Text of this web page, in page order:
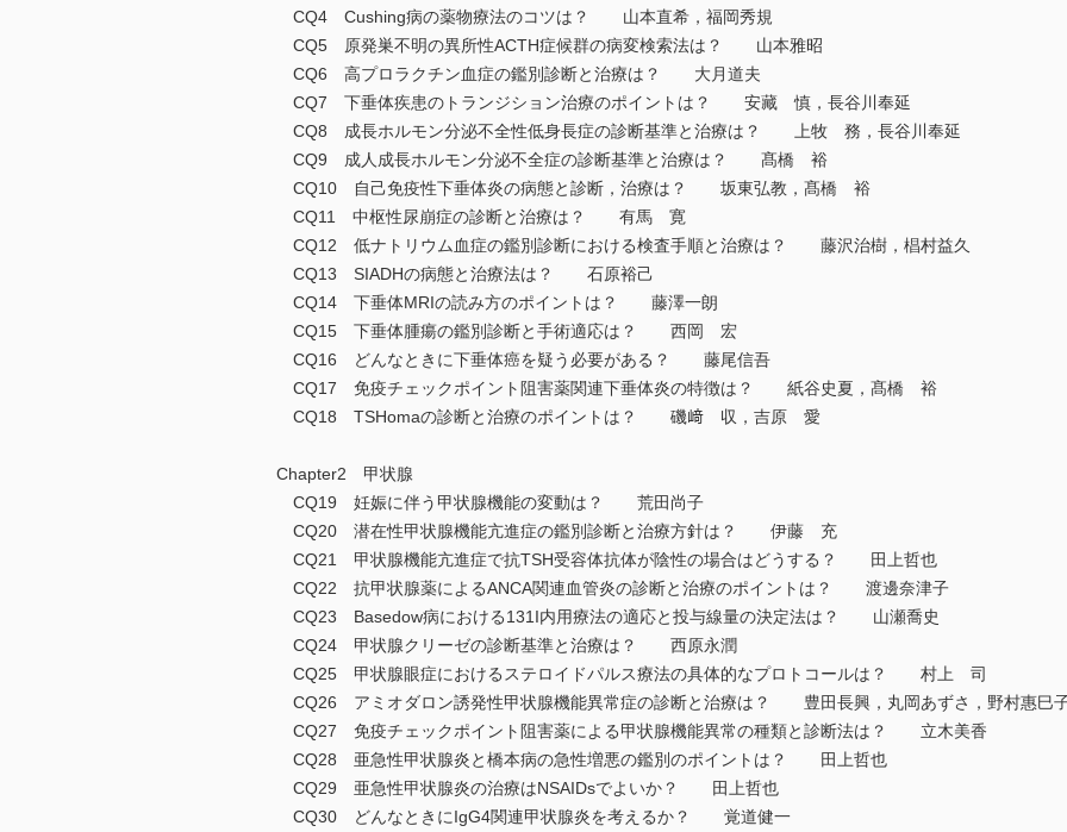
CQ4 Cushing病の薬物療法のコツは？ 山本直希，福岡秀規
CQ5 原発巣不明の異所性ACTH症候群の病変検索法は？ 山本雅昭
CQ6 高プロラクチン血症の鑑別診断と治療は？ 大月道夫
CQ7 下垂体疾患のトランジション治療のポイントは？ 安藏 慎，長谷川奉延
CQ8 成長ホルモン分泌不全性低身長症の診断基準と治療は？ 上牧 務，長谷川奉延
CQ9 成人成長ホルモン分泌不全症の診断基準と治療は？ 髙橋 裕
CQ10 自己免疫性下垂体炎の病態と診断，治療は？ 坂東弘教，髙橋 裕
CQ11 中枢性尿崩症の診断と治療は？ 有馬 寛
CQ12 低ナトリウム血症の鑑別診断における検査手順と治療は？ 藤沢治樹，椙村益久
CQ13 SIADHの病態と治療法は？ 石原裕己
CQ14 下垂体MRIの読み方のポイントは？ 藤澤一朗
CQ15 下垂体腫瘍の鑑別診断と手術適応は？ 西岡 宏
CQ16 どんなときに下垂体癌を疑う必要がある？ 藤尾信吾
CQ17 免疫チェックポイント阻害薬関連下垂体炎の特徴は？ 紙谷史夏，髙橋 裕
CQ18 TSHomaの診断と治療のポイントは？ 磯﨑 収，吉原 愛
Chapter2 甲状腺
CQ19 妊娠に伴う甲状腺機能の変動は？ 荒田尚子
CQ20 潜在性甲状腺機能亢進症の鑑別診断と治療方針は？ 伊藤 充
CQ21 甲状腺機能亢進症で抗TSH受容体抗体が陰性の場合はどうする？ 田上哲也
CQ22 抗甲状腺薬によるANCA関連血管炎の診断と治療のポイントは？ 渡邊奈津子
CQ23 Basedow病における131I内用療法の適応と投与線量の決定法は？ 山瀬喬史
CQ24 甲状腺クリーゼの診断基準と治療は？ 西原永潤
CQ25 甲状腺眼症におけるステロイドパルス療法の具体的なプロトコールは？ 村上 司
CQ26 アミオダロン誘発性甲状腺機能異常症の診断と治療は？ 豊田長興，丸岡あずさ，野村惠巳
CQ27 免疫チェックポイント阻害薬による甲状腺機能異常の種類と診断法は？ 立木美香
CQ28 亜急性甲状腺炎と橋本病の急性増悪の鑑別のポイントは？ 田上哲也
CQ29 亜急性甲状腺炎の治療はNSAIDsでよいか？ 田上哲也
CQ30 どんなときにIgG4関連甲状腺炎を考えるか？ 覚道健一